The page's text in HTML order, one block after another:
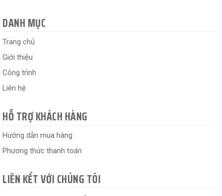
DANH MỤC
Trang chủ
Giới thiệu
Công trình
Liên hệ
HỖ TRỢ KHÁCH HÀNG
Hướng dẫn mua hàng
Phương thức thanh toán
LIÊN KẾT VỚI CHÚNG TÔI